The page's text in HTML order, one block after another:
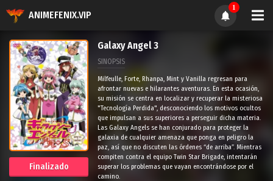
ANIMEFENIX.VIP
1
Finalizado
Galaxy Angel 3
SINOPSIS
Milfeulle, Forte, Rhanpa, Mint y Vanilla regresan para
afrontar nuevas e hilarantes aventuras. En esta ocasión,
su misión se centra en localizar y recuperar la misteriosa
"Tecnología Perdida", desconociendo los motivos ocultos
que impulsan a sus superiores a perseguir dicha materia.
Las Galaxy Angels se han conjurado para proteger la
galaxia de cualquier amenaza que ponga en peligro la
paz, así que no discuten las órdenes “de arriba”. Mientras
compiten contra el equipo Twin Star Brigade, intentarán
superar los problemas que vayan encontrándose por el
camino.